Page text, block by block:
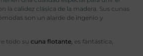
la calidez clásica de la madera. Sus cunas
son un alarde de ingenio y
todo su cuna flotante es fantástica,